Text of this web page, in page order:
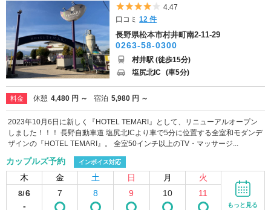
5つ星のうち4
4.47
口コミ12 件
長野県松本市村井町南2-11-29
0263-58-0300
村井駅 (徒歩15分)
塩尻北IC (車5分)
料金 休憩 4,480 円 ～ 宿泊 5,980 円 ～
2023年10月6日に新しく『HOTEL TEMARI』として、リニューアルオープン
しました！！！ 長野自動車道 塩尻北ICより車で5分に位置する全室和モダンデ
ザインの『HOTEL TEMARI』。 全室50インチ以上のTV・マッサージ...
カップルズ予約 インボイス対応
木 金 土 日 月 火
8/6
-
7 8 9 10 11
もっと見る